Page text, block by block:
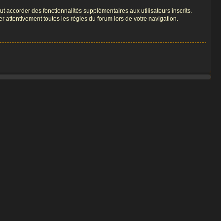
accorder des fonctionnalités supplémentaires aux utilisateurs inscrits.
attentivement toutes les règles du forum lors de votre navigation.